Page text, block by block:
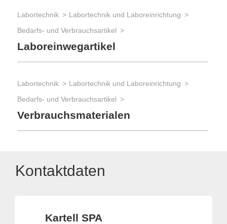
Labortechnik
Labortechnik und Laboreinrichtung
Bedarfs- und Verbrauchsartikel
Laboreinwegartikel
Labortechnik
Labortechnik und Laboreinrichtung
Bedarfs- und Verbrauchsartikel
Verbrauchsmaterialen
Kontaktdaten
Kartell SPA